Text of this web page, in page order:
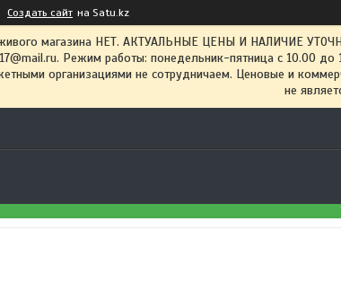
Создать сайт на Satu.kz
магазина НЕТ. АКТУАЛЬНЫЕ ЦЕНЫ И НАЛИЧИЕ
Режим работы: понедельник-пятница с 10.00
организациями не сотрудничаем. Ценовые и
не